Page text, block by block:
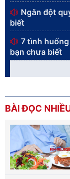
Ngăn đột
biết
7 tình
bạn chưa biết
BÀI ĐỌC